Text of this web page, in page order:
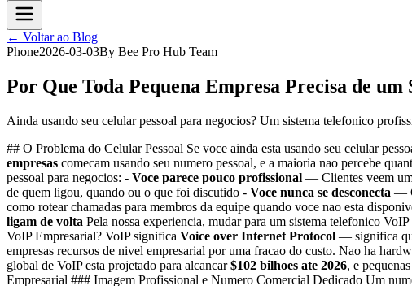
← Voltar ao Blog
Phone2026-03-03By Bee Pro Hub Team
Por Que Toda Pequena Empresa Precisa de
Ainda usando seu celular pessoal para negocios? Um sistema telefonico
## O Problema do Celular Pessoal Se voce ainda esta usando seu celular
empresas comecam usando seu numero pessoal, e a maioria nao percebe
pessoal para negocios: - Voce parece pouco profissional — Clientes veem
de quem ligou, quando ou o que foi discutido - Voce nunca se desconecta —
como rotear chamadas para membros da equipe quando voce nao esta
ligam de volta Pela nossa experiencia, mudar para um sistema telefonico
VoIP Empresarial? VoIP significa Voice over Internet Protocol — significa
empresas recursos de nivel empresarial por uma fracao do custo. Nao ha
global de VoIP esta projetado para alcancar$102 bilhoes ate 2026, e
Empresarial ### Imagem Profissional e Numero Comercial Dedicado Um